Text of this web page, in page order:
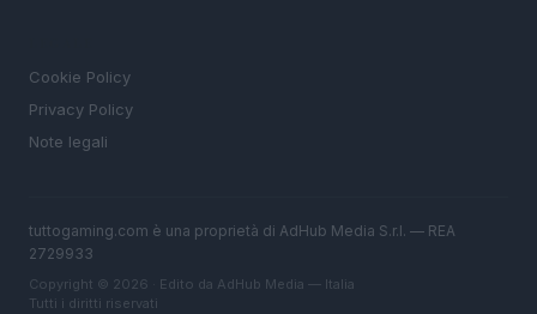
Cookie Policy
Privacy Policy
Note legali
tuttogaming.com è una proprietà di AdHub Media S.r.l. — REA
2729933
Copyright © 2026 · Edito da AdHub Media — Italia
Tutti i diritti riservati